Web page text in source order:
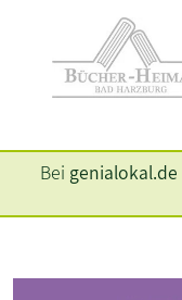
Bei genialokal.de